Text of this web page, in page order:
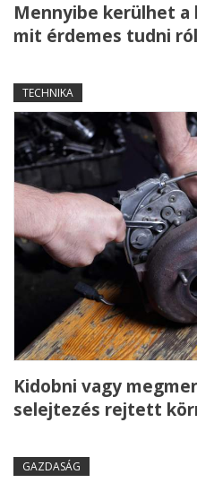
Mennyibe kerülhet a
mit érdemes tudni
TECHNIKA
Kidobni vagy
selejtezés rejtett
GAZDASÁG